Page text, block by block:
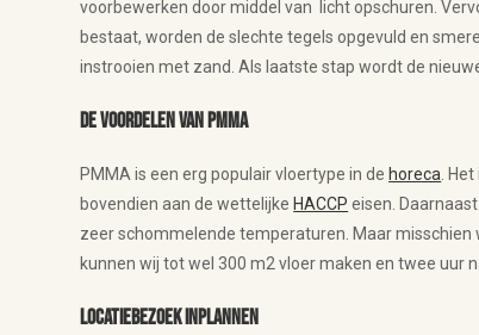
voorbewerken door middel van licht opschuren.
bestaat, worden de slechte tegels opgevuld en
instrooien met zand. Als laatste stap wordt de
De voordelen van PMMA
PMMA is een erg populair vloertype in de horeca .
bovendien aan de wettelijke HACCP eisen.
zeer schommelende temperaturen. Maar misschien
kunnen wij tot wel 300 m2 vloer maken en twee uur
Locatiebezoek inplannen